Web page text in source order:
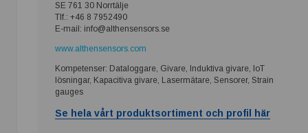
SE 761 30 Norrtälje
Tlf.: +46 8 7952490
E-mail: info@althensensors.se
www.althensensors.com
Kompetenser: Dataloggare, Givare, Induktiva givare, IoT
lösningar, Kapacitiva givare, Lasermätare, Sensorer, Strain
gauges
Se hela vårt produktsortiment och profil här